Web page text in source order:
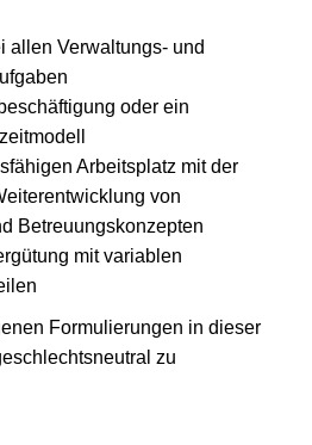
allen Verwaltungs- und
oder ein
Arbeitsplatz mit der
von
Betreuungskonzepten
mit variablen
Formulierungen in dieser
zu